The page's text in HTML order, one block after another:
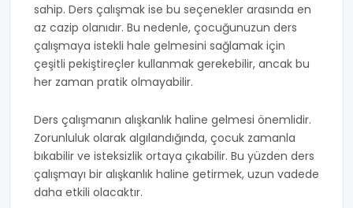
sahip. Ders çalışmak ise bu seçenekler arasında en
az cazip olanıdır. Bu nedenle, çocuğunuzun ders
çalışmaya istekli hale gelmesini sağlamak için
çeşitli pekiştireçler kullanmak gerekebilir, ancak bu
her zaman pratik olmayabilir.
Ders çalışmanın alışkanlık haline gelmesi önemlidir.
Zorunluluk olarak algılandığında, çocuk zamanla
bıkabilir ve isteksizlik ortaya çıkabilir. Bu yüzden ders
çalışmayı bir alışkanlık haline getirmek, uzun vadede
daha etkili olacaktır.